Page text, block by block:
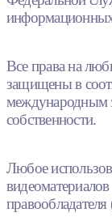
Все права на
защищены в
международным
собственности.
Любое